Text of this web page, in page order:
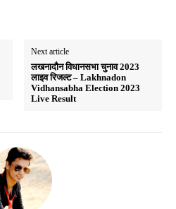
Next article
लखनादौन विधानसभा चुनाव 2023
लाइव रिजल्ट – Lakhnadon
Vidhansabha Election 2023
Live Result